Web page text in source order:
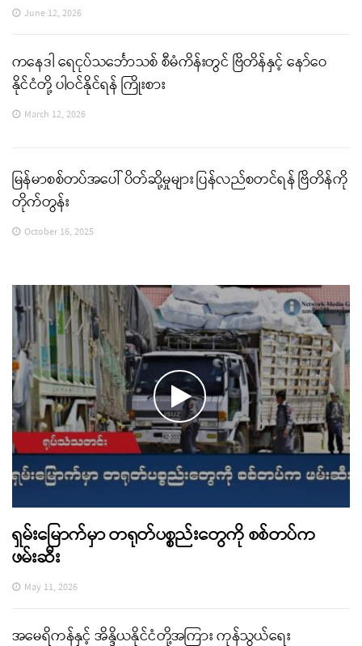
June 12, 2026
ကနေဒါ ရေငုပ်သင်္ဘောသစ် စီမံကိန်းတွင် ဗြိတိန်နှင့် နော်ဝေ
နိုင်ငံတို့ ပါဝင်နိုင်ရန် ကြိုးစား
March 12, 2026
မြန်မာစစ်တပ်အပေါ် ပိတ်ဆို့မှုများ ပြန်လည်စတင်ရန် ဗြိတိန်ကို
တိုက်တွန်း
October 16, 2025
ရှမ်းမြောက်မှာ တရုတ်ပစ္စည်းတွေကို စစ်တပ်က
ဖမ်းဆီး
May 11, 2026
အမေရိကန်နှင့် အိန္ဒိယနိုင်ငံတို့အကြား ကုန်သွယ်ရေး